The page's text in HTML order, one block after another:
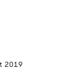
2019